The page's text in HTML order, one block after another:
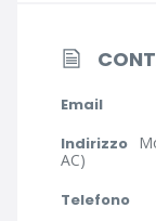
Email
Indirizzo
AC)
Telefono